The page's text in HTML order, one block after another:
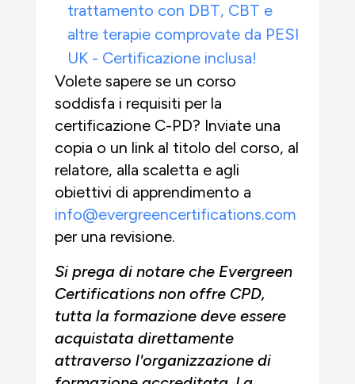
trattamento con DBT, CBT e
altre terapie comprovate da PESI
UK - Certificazione inclusa!
Volete sapere se un corso
soddisfa i requisiti per la
certificazione C-PD? Inviate una
copia o un link al titolo del corso, al
relatore, alla scaletta e agli
obiettivi di apprendimento a
info@evergreencertifications.com
per una revisione.
Si prega di notare che Evergreen
Certifications non offre CPD,
tutta la formazione deve essere
acquistata direttamente
attraverso l'organizzazione di